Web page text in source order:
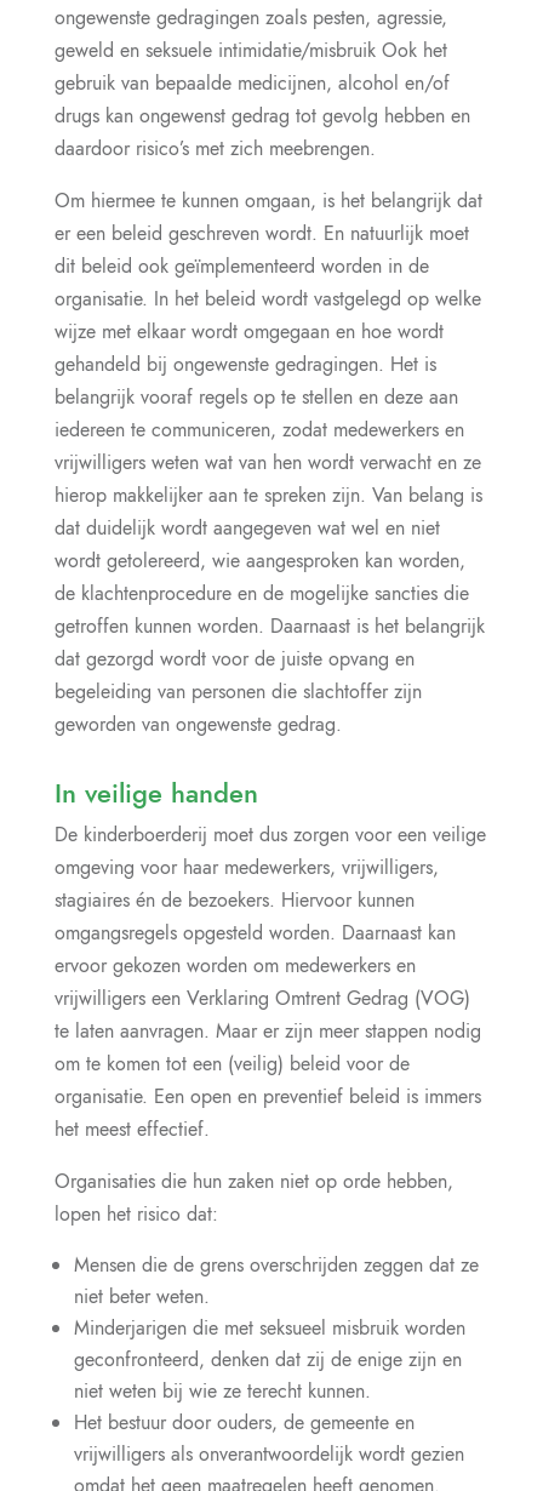
ongewenste gedragingen zoals pesten, agressie,
geweld en seksuele intimidatie/misbruik Ook het
gebruik van bepaalde medicijnen, alcohol en/of
drugs kan ongewenst gedrag tot gevolg hebben en
daardoor risico’s met zich meebrengen.
Om hiermee te kunnen omgaan, is het belangrijk dat
er een beleid geschreven wordt. En natuurlijk moet
dit beleid ook geïmplementeerd worden in de
organisatie. In het beleid wordt vastgelegd op welke
wijze met elkaar wordt omgegaan en hoe wordt
gehandeld bij ongewenste gedragingen. Het is
belangrijk vooraf regels op te stellen en deze aan
iedereen te communiceren, zodat medewerkers en
vrijwilligers weten wat van hen wordt verwacht en ze
hierop makkelijker aan te spreken zijn. Van belang is
dat duidelijk wordt aangegeven wat wel en niet
wordt getolereerd, wie aangesproken kan worden,
de klachtenprocedure en de mogelijke sancties die
getroffen kunnen worden. Daarnaast is het belangrijk
dat gezorgd wordt voor de juiste opvang en
begeleiding van personen die slachtoffer zijn
geworden van ongewenste gedrag.
In veilige handen
De kinderboerderij moet dus zorgen voor een veilige
omgeving voor haar medewerkers, vrijwilligers,
stagiaires én de bezoekers. Hiervoor kunnen
omgangsregels opgesteld worden. Daarnaast kan
ervoor gekozen worden om medewerkers en
vrijwilligers een Verklaring Omtrent Gedrag (VOG)
te laten aanvragen. Maar er zijn meer stappen nodig
om te komen tot een (veilig) beleid voor de
organisatie. Een open en preventief beleid is immers
het meest effectief.
Organisaties die hun zaken niet op orde hebben,
lopen het risico dat:
Mensen die de grens overschrijden zeggen dat ze
niet beter weten.
Minderjarigen die met seksueel misbruik worden
geconfronteerd, denken dat zij de enige zijn en
niet weten bij wie ze terecht kunnen.
Het bestuur door ouders, de gemeente en
vrijwilligers als onverantwoordelijk wordt gezien